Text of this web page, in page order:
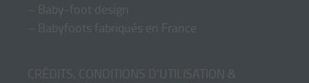
– Baby-foot design
– Babyfoots fabriqués en France
CRÉDITS, CONDITIONS D'UTILISATION &